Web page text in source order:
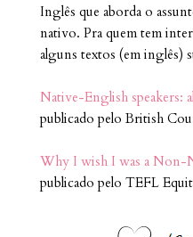
Inglês que aborda o
nativo. Pra quem tem
alguns textos (em inglês)
Native-English speakers:
publicado pelo British
Why I wish I was a Non-
publicado pelo TEFL